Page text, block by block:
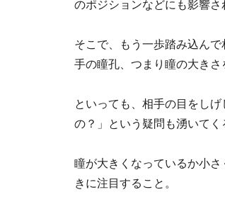
のポジションなどにも影響さ
そこで、もう一歩踏み込ん
手の瞳孔、つまり瞳の大きさ
といっても、相手の目をし
の？」という疑問も湧いてく
瞳が大きくなっているか小
きに注目すること。